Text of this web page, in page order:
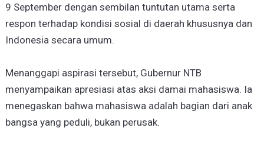
9 September dengan sembilan tuntutan utama serta
respon terhadap kondisi sosial di daerah khususnya dan
Indonesia secara umum.
Menanggapi aspirasi tersebut, Gubernur NTB
menyampaikan apresiasi atas aksi damai mahasiswa. Ia
menegaskan bahwa mahasiswa adalah bagian dari anak
bangsa yang peduli, bukan perusak.